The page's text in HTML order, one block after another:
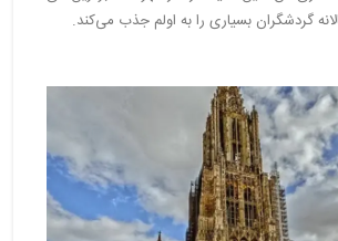
گردشگران بسیاری را به اولم جذب می‌کند.